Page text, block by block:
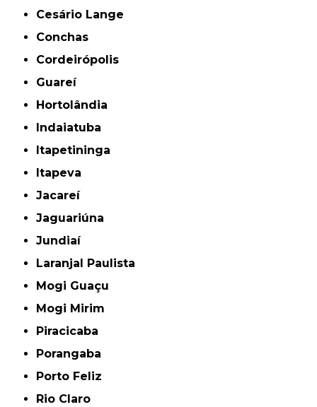
Cesário Lange
Conchas
Cordeirópolis
Guareí
Hortolândia
Indaiatuba
Itapetininga
Itapeva
Jacareí
Jaguariúna
Jundiaí
Laranjal Paulista
Mogi Guaçu
Mogi Mirim
Piracicaba
Porangaba
Porto Feliz
Rio Claro